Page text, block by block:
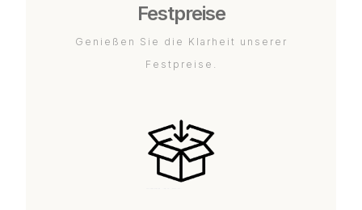
Festpreise
Genießen Sie die Klarheit unserer
Festpreise.